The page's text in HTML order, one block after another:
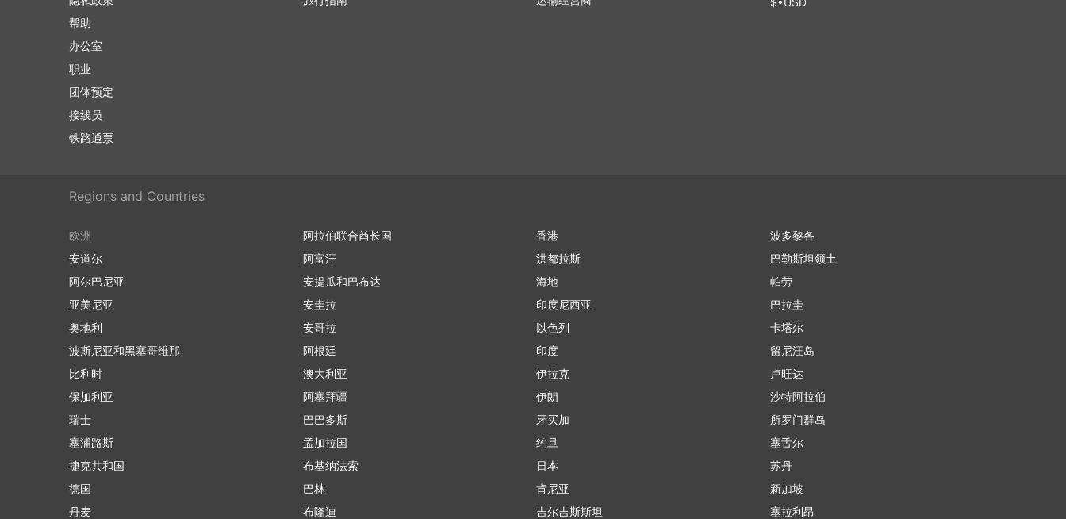
帮助
办公室
职业
团体预定
接线员
铁路通票
Regions and Countries
欧洲
安道尔
阿尔巴尼亚
亚美尼亚
奥地利
波斯尼亚和黑塞哥维那
比利时
保加利亚
瑞士
塞浦路斯
捷克共和国
德国
丹麦
阿拉伯联合酋长国
阿富汗
安提瓜和巴布达
安圭拉
安哥拉
阿根廷
澳大利亚
阿塞拜疆
巴巴多斯
孟加拉国
布基纳法索
巴林
布隆迪
香港
洪都拉斯
海地
印度尼西亚
以色列
印度
伊拉克
伊朗
牙买加
约旦
日本
肯尼亚
吉尔吉斯斯坦
波多黎各
巴勒斯坦领土
帕劳
巴拉圭
卡塔尔
留尼汪岛
卢旺达
沙特阿拉伯
所罗门群岛
塞舌尔
苏丹
新加坡
塞拉利昂